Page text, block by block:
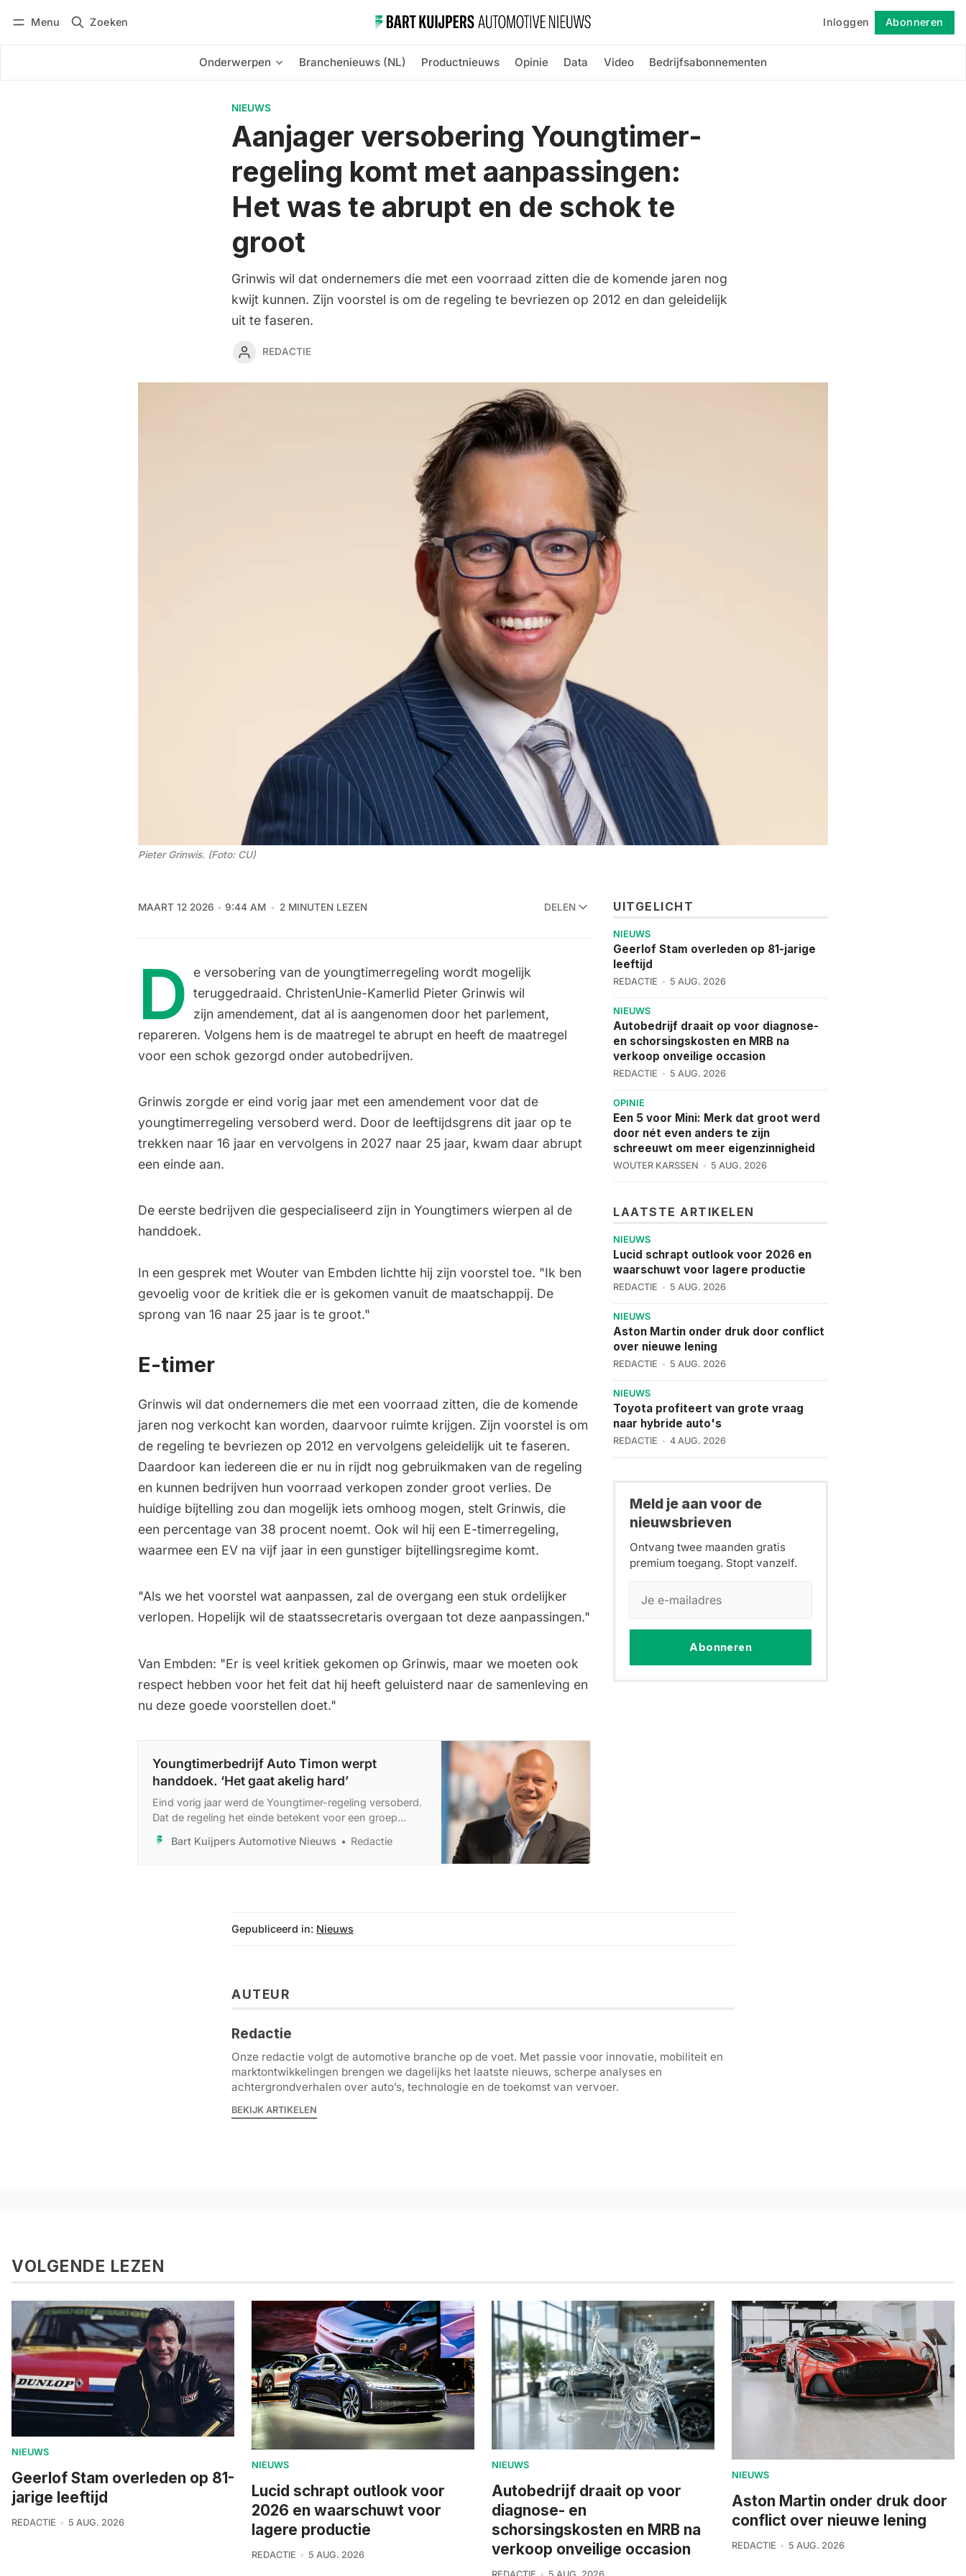
Menu Zoeken Inloggen Abonneren
Onderwerpen Branchenieuws (NL) Productnieuws Opinie Data Video Bedrijfsabonnementen
NIEUWS
Aanjager versobering Youngtimer-
regeling komt met aanpassingen:
Het was te abrupt en de schok te
groot
Grinwis wil dat ondernemers die met een voorraad zitten die de komende jaren nog
kwijt kunnen. Zijn voorstel is om de regeling te bevriezen op 2012 en dan geleidelijk
uit te faseren.
REDACTIE
Pieter Grinwis. (Foto: CU)
MAART 12 2026 9:44 AM 2 MINUTEN LEZEN DELEN
D
e versobering van de youngtimerregeling wordt mogelijk
teruggedraaid. ChristenUnie-Kamerlid Pieter Grinwis wil
zijn amendement, dat al is aangenomen door het parlement,
repareren. Volgens hem is de maatregel te abrupt en heeft de maatregel
voor een schok gezorgd onder autobedrijven.
Grinwis zorgde er eind vorig jaar met een amendement voor dat de
youngtimerregeling versoberd werd. Door de leeftijdsgrens dit jaar op te
trekken naar 16 jaar en vervolgens in 2027 naar 25 jaar, kwam daar abrupt
een einde aan.
De eerste bedrijven die gespecialiseerd zijn in Youngtimers wierpen al de
handdoek.
In een gesprek met Wouter van Embden lichtte hij zijn voorstel toe. "Ik ben
gevoelig voor de kritiek die er is gekomen vanuit de maatschappij. De
sprong van 16 naar 25 jaar is te groot."
E-timer
Grinwis wil dat ondernemers die met een voorraad zitten, die de komende
jaren nog verkocht kan worden, daarvoor ruimte krijgen. Zijn voorstel is om
de regeling te bevriezen op 2012 en vervolgens geleidelijk uit te faseren.
Daardoor kan iedereen die er nu in rijdt nog gebruikmaken van de regeling
en kunnen bedrijven hun voorraad verkopen zonder groot verlies. De
huidige bijtelling zou dan mogelijk iets omhoog mogen, stelt Grinwis, die
een percentage van 38 procent noemt. Ook wil hij een E-timerregeling,
waarmee een EV na vijf jaar in een gunstiger bijtellingsregime komt.
"Als we het voorstel wat aanpassen, zal de overgang een stuk ordelijker
verlopen. Hopelijk wil de staatssecretaris overgaan tot deze aanpassingen."
Van Embden: "Er is veel kritiek gekomen op Grinwis, maar we moeten ook
respect hebben voor het feit dat hij heeft geluisterd naar de samenleving en
nu deze goede voorstellen doet."
Youngtimerbedrijf Auto Timon werpt
handdoek. ‘Het gaat akelig hard’
Eind vorig jaar werd de Youngtimer-regeling versoberd.
Dat de regeling het einde betekent voor een groep
bedrijven begint nu zichtbaar te worden.
Bart Kuijpers Automotive Nieuws Redactie
UITGELICHT
NIEUWS
Geerlof Stam overleden op 81-jarige
leeftijd
REDACTIE 5 AUG. 2026
NIEUWS
Autobedrijf draait op voor diagnose-
en schorsingskosten en MRB na
verkoop onveilige occasion
REDACTIE 5 AUG. 2026
OPINIE
Een 5 voor Mini: Merk dat groot werd
door nét even anders te zijn
schreeuwt om meer eigenzinnigheid
WOUTER KARSSEN 5 AUG. 2026
LAATSTE ARTIKELEN
NIEUWS
Lucid schrapt outlook voor 2026 en
waarschuwt voor lagere productie
REDACTIE 5 AUG. 2026
NIEUWS
Aston Martin onder druk door conflict
over nieuwe lening
REDACTIE 5 AUG. 2026
NIEUWS
Toyota profiteert van grote vraag
naar hybride auto's
REDACTIE 4 AUG. 2026
Meld je aan voor de
nieuwsbrieven
Ontvang twee maanden gratis
premium toegang. Stopt vanzelf.
Abonneren
Gepubliceerd in: Nieuws
AUTEUR
Redactie
Onze redactie volgt de automotive branche op de voet. Met passie voor innovatie, mobiliteit en
marktontwikkelingen brengen we dagelijks het laatste nieuws, scherpe analyses en
achtergrondverhalen over auto’s, technologie en de toekomst van vervoer.
BEKIJK ARTIKELEN
VOLGENDE LEZEN
NIEUWS
Geerlof Stam overleden op 81-
jarige leeftijd
REDACTIE 5 AUG. 2026
NIEUWS
Lucid schrapt outlook voor
2026 en waarschuwt voor
lagere productie
REDACTIE 5 AUG. 2026
NIEUWS
Autobedrijf draait op voor
diagnose- en
schorsingskosten en MRB na
verkoop onveilige occasion
NIEUWS
Aston Martin onder druk door
conflict over nieuwe lening
REDACTIE 5 AUG. 2026